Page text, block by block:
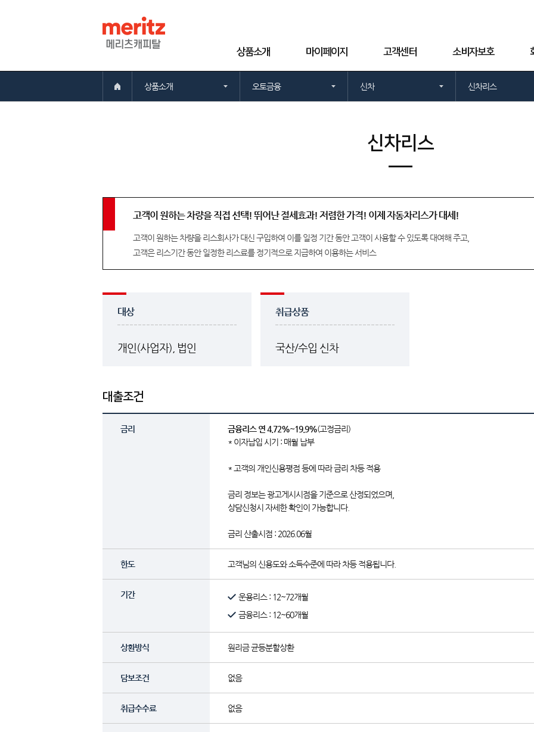
상품소개 마이페이지 고객센터 소비자보호
상품소개 오토금융 신차 신차리스
신차리스
고객이 원하는 차량을 직접 선택! 뛰어난 절세효과! 저렴한 가격! 이제 자동차리스가 대세!
고객이 원하는 차량을 리스회사가 대신 구입하여 이를 일정 기간 동안 고객이 사용할 수 있도록 대여해 주고,
고객은 리스기간 동안 일정한 리스료를 정기적으로 지급하여 이용하는 서비스
대상
개인(사업자), 법인
취급상품
국산/수입 신차
대출조건
금리 금융리스 연 4.72%~19.9%(고정금리)
* 이자납입 시기 : 매월 납부
* 고객의 개인신용평점 등에 따라 금리 차등 적용
금리 정보는 광고게시시점을 기준으로 산정되었으며,
상담신청시 자세한 확인이 가능합니다.
금리 산출시점 : 2026.06월
한도 고객님의 신용도와 소득수준에 따라 차등 적용됩니다.
기간
운용리스 : 12~72개월
금융리스 : 12~60개월
상환방식 원리금 균등분할상환
담보조건 없음
취급수수료 없음